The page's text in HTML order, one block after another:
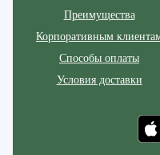
Преимущества
Корпоративным
Способы оплаты
Условия доставки